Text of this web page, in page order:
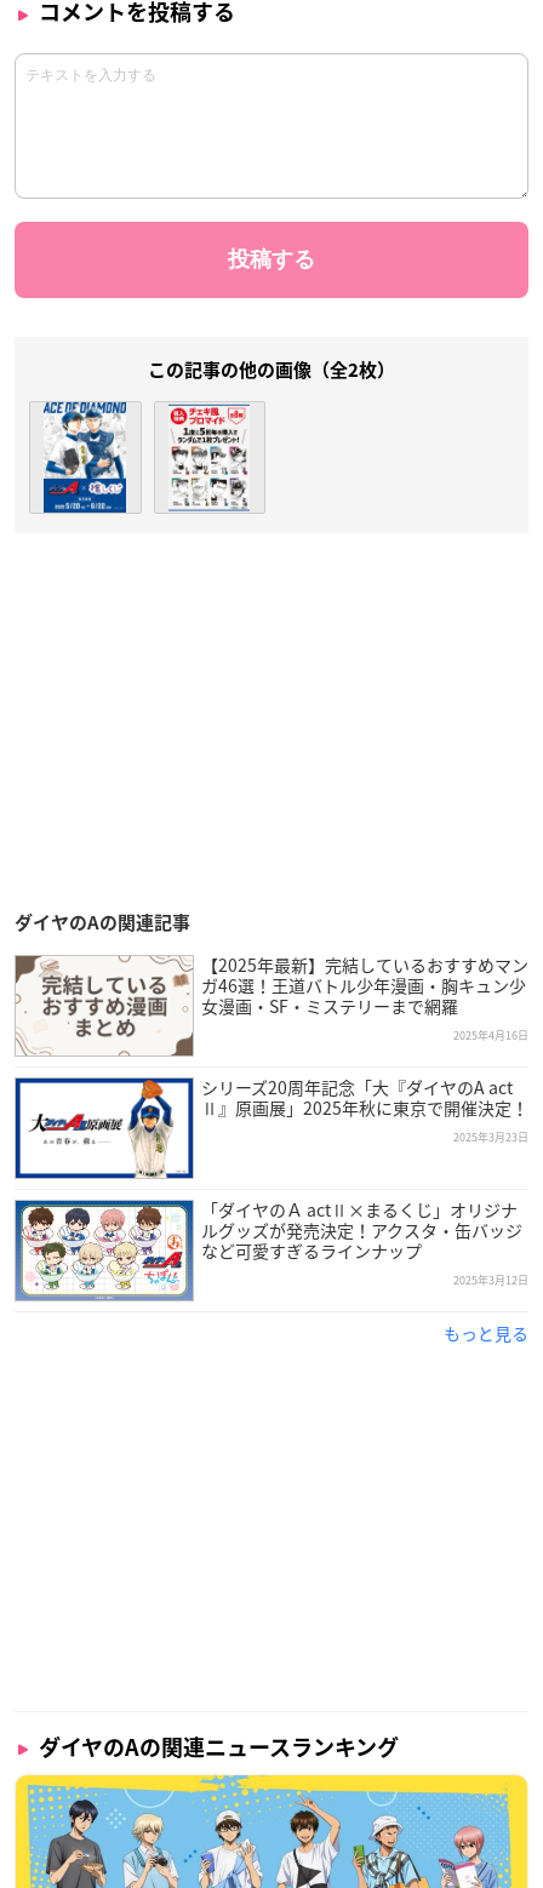
コメントを投稿する
この記事の他の画像（全2枚）
ダイヤのAの関連記事
【2025年最新】完結しているおすすめマン
ガ46選！王道バトル少年漫画・胸キュン少
女漫画・SF・ミステリーまで網羅
2025年4月16日
シリーズ20周年記念「大『ダイヤのA act
Ⅱ』原画展」2025年秋に東京で開催決定！
2025年3月23日
「ダイヤのＡ actⅡ×まるくじ」オリジナ
ルグッズが発売決定！アクスタ・缶バッジ
など可愛すぎるラインナップ
2025年3月12日
もっと見る
ダイヤのAの関連ニュースランキング